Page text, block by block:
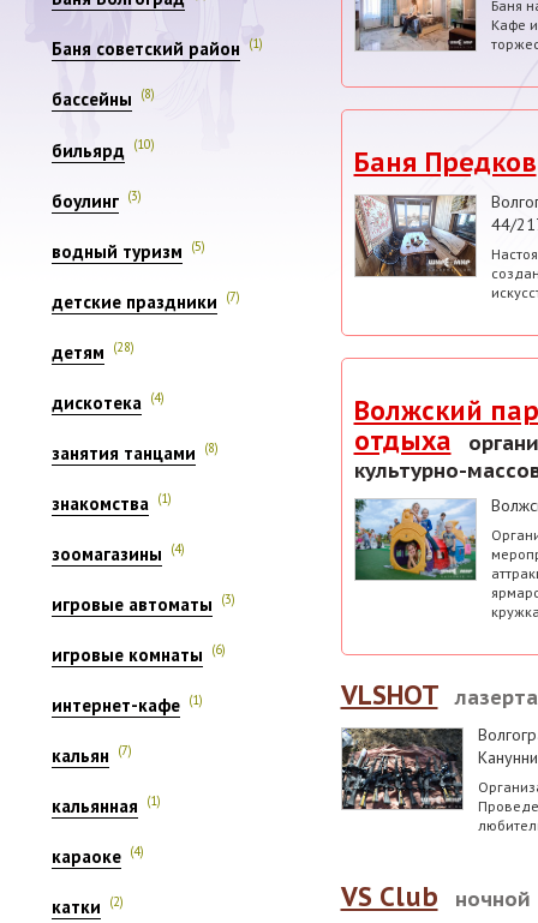
Баня советский район (1)
бассейны (8)
бильярд (10)
боулинг (3)
водный туризм (5)
детские праздники (7)
детям (28)
дискотека (4)
занятия танцами (8)
знакомства (1)
зоомагазины (4)
игровые автоматы (3)
игровые комнаты (6)
интернет-кафе (1)
кальян (7)
кальянная (1)
караоке (4)
катки (2)
Баня
Кафе
Баня Предков
44/
Волжский
отдыха
культурно-
VLSHOT
VS Club ночной